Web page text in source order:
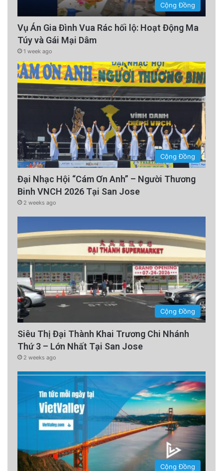
Cộng Đồng
Vụ Án Gia Đình Vua Rác hối lộ: Hoạt Động Ma
Túy và Gái Mại Dâm
1 week ago
Cộng Đồng
Đại Nhạc Hội “Cám Ơn Anh” – Người Thương
Binh VNCH 2026 Tại San Jose
2 weeks ago
Cộng Đồng
Siêu Thị Đại Thành Khai Trương Chi Nhánh
Thứ 3 – Lớn Nhất Tại San Jose
2 weeks ago
Cộng Đồng